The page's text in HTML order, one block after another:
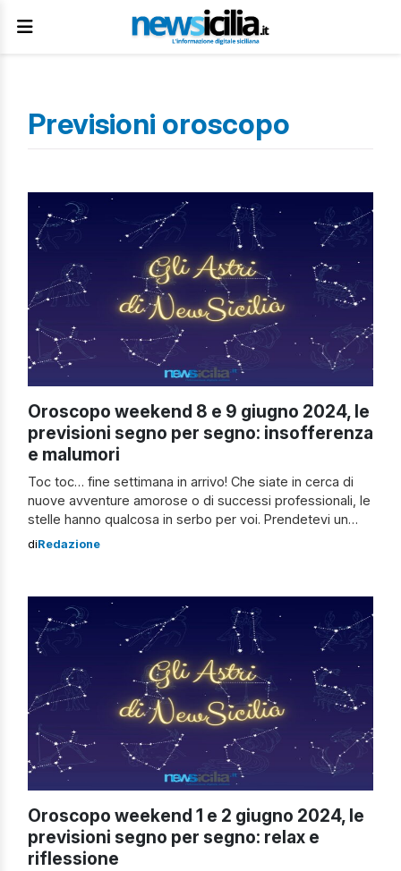
Previsioni oroscopo
Oroscopo weekend 8 e 9 giugno 2024, le
previsioni segno per segno: insofferenza
e malumori
Toc toc… fine settimana in arrivo! Che siate in cerca di
nuove avventure amorose o di successi professionali, le
stelle hanno qualcosa in serbo per voi. Prendetevi un
momento per scoprire cosa vi riserva il futuro e
Scopriamo, quindi, insieme l’oroscopo […]
diRedazione
Oroscopo weekend 1 e 2 giugno 2024, le
previsioni segno per segno: relax e
riflessione